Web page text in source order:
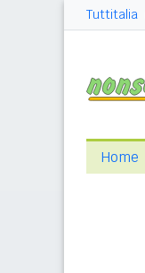
Tuttitalia
Home